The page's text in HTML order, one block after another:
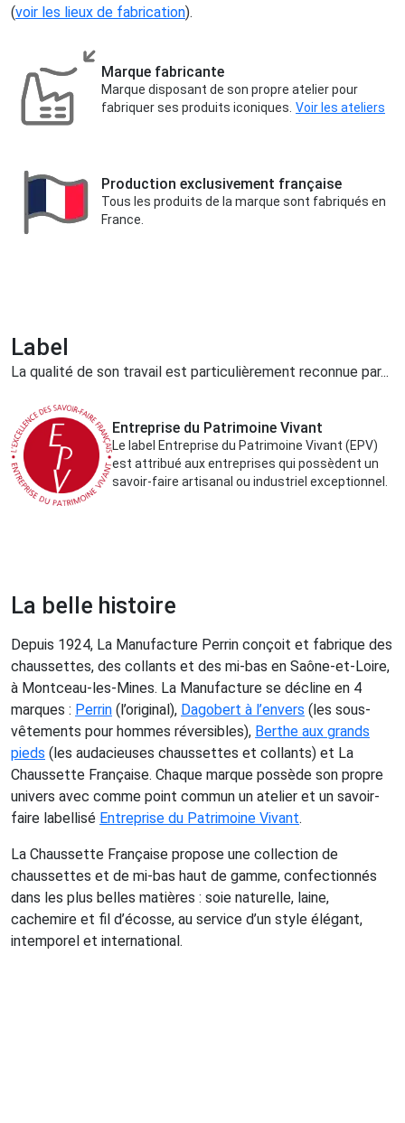
(voir les lieux de fabrication).
Marque fabricante
Marque disposant de son propre atelier pour
fabriquer ses produits iconiques. Voir les ateliers
Production exclusivement française
Tous les produits de la marque sont fabriqués en
France.
Label
La qualité de son travail est particulièrement reconnue par...
Entreprise du Patrimoine Vivant
Le label Entreprise du Patrimoine Vivant (EPV)
est attribué aux entreprises qui possèdent un
savoir-faire artisanal ou industriel exceptionnel.
La belle histoire
Depuis 1924, La Manufacture Perrin conçoit et fabrique des
chaussettes, des collants et des mi-bas en Saône-et-Loire,
à Montceau-les-Mines. La Manufacture se décline en 4
marques : Perrin (l’original), Dagobert à l’envers (les sous-
vêtements pour hommes réversibles), Berthe aux grands
pieds (les audacieuses chaussettes et collants) et La
Chaussette Française. Chaque marque possède son propre
univers avec comme point commun un atelier et un savoir-
faire labellisé Entreprise du Patrimoine Vivant.
La Chaussette Française propose une collection de
chaussettes et de mi-bas haut de gamme, confectionnés
dans les plus belles matières : soie naturelle, laine,
cachemire et fil d’écosse, au service d’un style élégant,
intemporel et international.